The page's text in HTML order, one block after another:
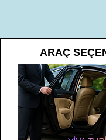
ARAÇ